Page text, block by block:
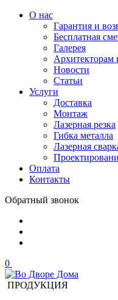
О нас
Гарантия и
Бесплатная
Галерея
Архитекторам
Новости
Статьи
Услуги
Доставка
Монтаж
Лазерная резка
Гибка металла
Лазерная
Оплата
Контакты
Обратный звонок
0
ПРОДУКЦИЯ